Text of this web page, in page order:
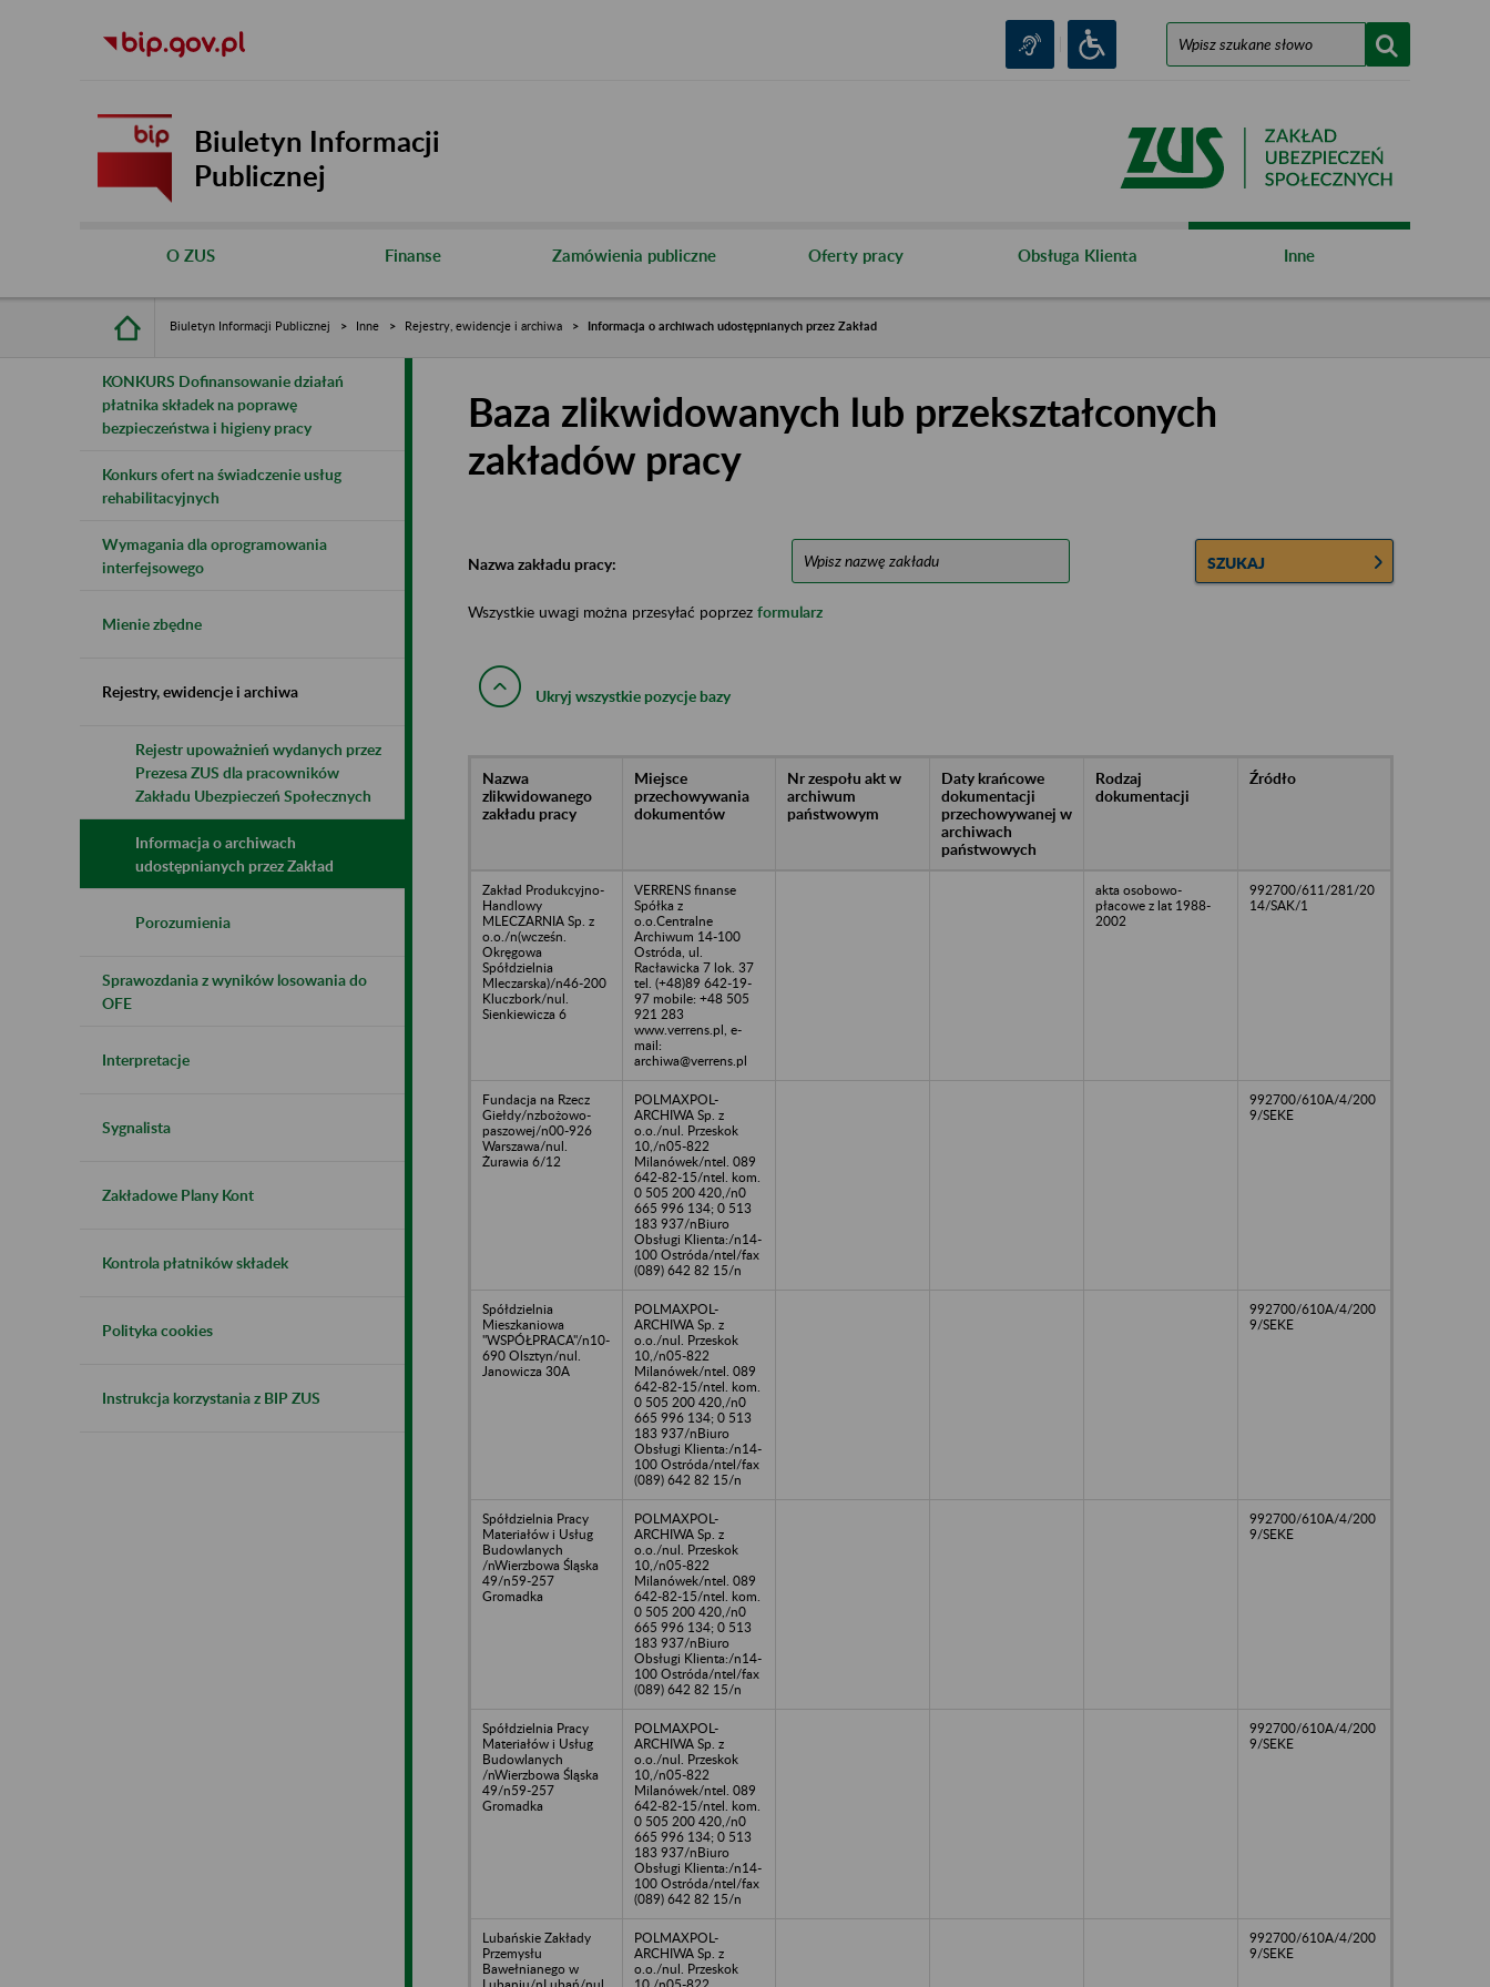
Biuletyn Informacji
Publicznej
O ZUS Finanse Zamówienia publiczne Oferty pracy Obsługa Klienta Inne
Biuletyn Informacji Publicznej Inne Rejestry, ewidencje i archiwa Informacja o archiwach udostępnianych przez Zakład
KONKURS Dofinansowanie działań
płatnika składek na poprawę
bezpieczeństwa i higieny pracy
Konkurs ofert na świadczenie usług
rehabilitacyjnych
Wymagania dla oprogramowania
interfejsowego
Mienie zbędne
Rejestry, ewidencje i archiwa
Rejestr upoważnień wydanych przez
Prezesa ZUS dla pracowników
Zakładu Ubezpieczeń Społecznych
Informacja o archiwach
udostępnianych przez Zakład
Porozumienia
Sprawozdania z wyników losowania do
OFE
Interpretacje
Sygnalista
Zakładowe Plany Kont
Kontrola płatników składek
Polityka cookies
Instrukcja korzystania z BIP ZUS
Baza zlikwidowanych lub przekształconych
zakładów pracy
Nazwa zakładu pracy: SZUKAJ
Wszystkie uwagi można przesyłać poprzez formularz
Ukryj wszystkie pozycje bazy
Nazwa
zlikwidowanego
zakładu pracy
Miejsce
przechowywania
dokumentów
Nr zespołu akt w
archiwum
państwowym
Daty krańcowe
dokumentacji
przechowywanej w
archiwach
państwowych
Rodzaj
dokumentacji
Źródło
Zakład Produkcyjno-
Handlowy
MLECZARNIA Sp. z
o.o./n(wcześn.
Okręgowa
Spółdzielnia
Mleczarska)/n46-200
Kluczbork/nul.
Sienkiewicza 6
VERRENS finanse
Spółka z
o.o.Centralne
Archiwum 14-100
Ostróda, ul.
Racławicka 7 lok. 37
tel. (+48)89 642-19-
97 mobile: +48 505
921 283
www.verrens.pl, e-
mail:
archiwa@verrens.pl
akta osobowo-
płacowe z lat 1988-
2002
992700/611/281/20
14/SAK/1
Fundacja na Rzecz
Giełdy/nzbożowo-
paszowej/n00-926
Warszawa/nul.
Żurawia 6/12
POLMAXPOL-
ARCHIWA Sp. z
o.o./nul. Przeskok
10,/n05-822
Milanówek/ntel. 089
642-82-15/ntel. kom.
0 505 200 420,/n0
665 996 134; 0 513
183 937/nBiuro
Obsługi Klienta:/n14-
100 Ostróda/ntel/fax
(089) 642 82 15/n
992700/610A/4/200
9/SEKE
Spółdzielnia
Mieszkaniowa
"WSPÓŁPRACA"/n10-
690 Olsztyn/nul.
Janowicza 30A
POLMAXPOL-
ARCHIWA Sp. z
o.o./nul. Przeskok
10,/n05-822
Milanówek/ntel. 089
642-82-15/ntel. kom.
0 505 200 420,/n0
665 996 134; 0 513
183 937/nBiuro
Obsługi Klienta:/n14-
100 Ostróda/ntel/fax
(089) 642 82 15/n
992700/610A/4/200
9/SEKE
Spółdzielnia Pracy
Materiałów i Usług
Budowlanych
/nWierzbowa Śląska
49/n59-257
Gromadka
POLMAXPOL-
ARCHIWA Sp. z
o.o./nul. Przeskok
10,/n05-822
Milanówek/ntel. 089
642-82-15/ntel. kom.
0 505 200 420,/n0
665 996 134; 0 513
183 937/nBiuro
Obsługi Klienta:/n14-
100 Ostróda/ntel/fax
(089) 642 82 15/n
992700/610A/4/200
9/SEKE
Spółdzielnia Pracy
Materiałów i Usług
Budowlanych
/nWierzbowa Śląska
49/n59-257
Gromadka
POLMAXPOL-
ARCHIWA Sp. z
o.o./nul. Przeskok
10,/n05-822
Milanówek/ntel. 089
642-82-15/ntel. kom.
0 505 200 420,/n0
665 996 134; 0 513
183 937/nBiuro
Obsługi Klienta:/n14-
100 Ostróda/ntel/fax
(089) 642 82 15/n
992700/610A/4/200
9/SEKE
Lubańskie Zakłady
Przemysłu
Bawełnianego w
POLMAXPOL-
ARCHIWA Sp. z
o.o./nul. Przeskok
992700/610A/4/200
9/SEKE